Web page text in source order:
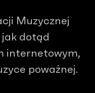
Muzycznej
jak dotąd
internetowym,
poważnej.